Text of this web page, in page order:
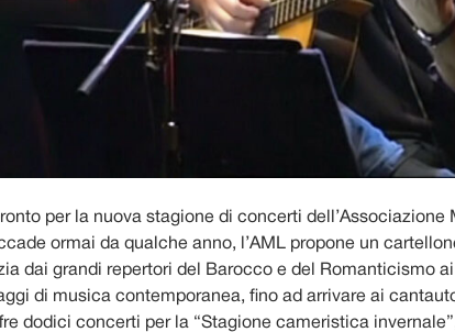
per la nuova stagione di concerti dell’Associazione
ormai da qualche anno, l’AML propone un
dai grandi repertori del Barocco e del Romanticismo
di musica contemporanea, fino ad arrivare ai
dodici concerti per la “Stagione cameristica